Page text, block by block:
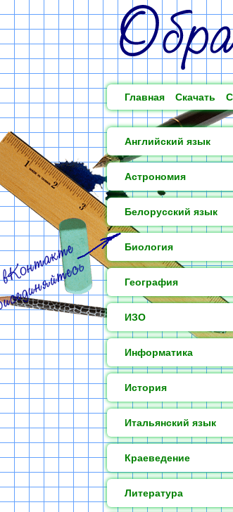
Главная Скачать
Английский язык
Астрономия
Белорусский язык
Биология
География
ИЗО
Информатика
История
Итальянский язык
Краеведение
Литература